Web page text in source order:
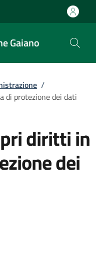
Gaiano
/
di protezione dei dati
diritti in
dei